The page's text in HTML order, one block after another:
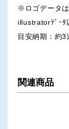
※ロゴデータ
illustratorﾃﾞｰﾀ
目安納期：約3
関連商品